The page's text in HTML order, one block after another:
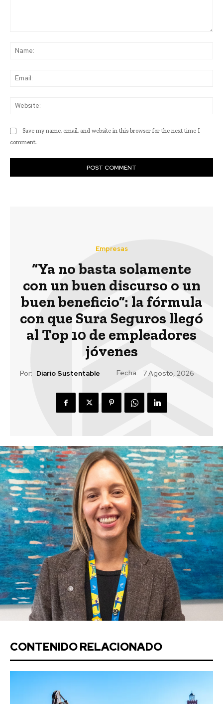
Save my name, email, and website in this browser for the next time I
comment.